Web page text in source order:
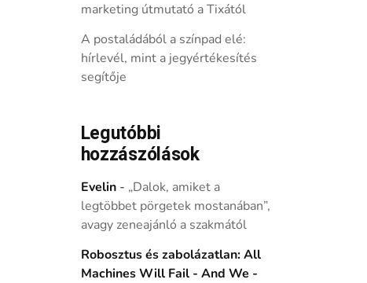
marketing útmutató a Tixától
A postaládából a színpad elé:
hírlevél, mint a jegyértékesítés
segítője
Legutóbbi
hozzászólások
Evelin- „Dalok, amiket a
legtöbbet pörgetek mostanában”,
avagy zeneajánló a szakmától
Robosztus és zabolázatlan: All
Machines Will Fail - And We -